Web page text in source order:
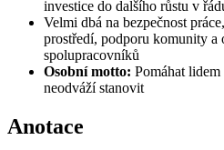
investice do dalšího růstu v
Velmi dbá na bezpečnost
prostředí, podporu komunity a
spolupracovníků
Osobní motto: Pomáhat
neodváží stanovit
Anotace